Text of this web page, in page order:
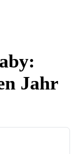
Jahr